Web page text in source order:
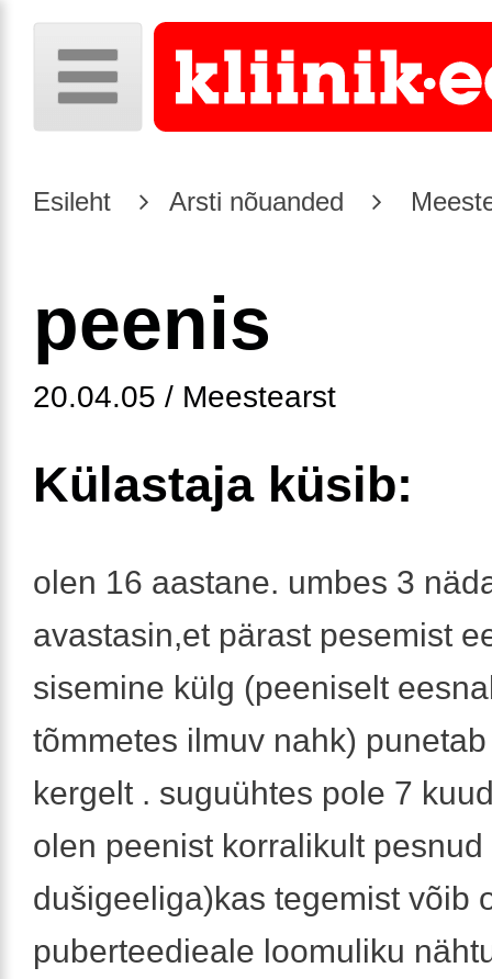
Esileht Arsti nõuanded
peenis
20.04.05 / Meestearst
Külastaja küsib:
olen 16 aastane. umbes 3
avastasin,et pärast pesemist
sisemine külg (peeniselt
tõmmetes ilmuv nahk)
kergelt . suguühtes pole 7
olen peenist korralikult pesnud
dušigeeliga)kas tegemist võib
puberteedieale loomuliku